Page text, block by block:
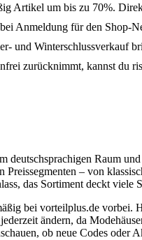
Artikel um bis zu 70%.
Anmeldung für den Shop-
und Winterschlussverkauf
zurücknimmt, kannst du
deutschsprachigen Raum
– von
das Sortiment deckt viele
bei vorteilplus.de
ändern, da
ob neue Codes oder